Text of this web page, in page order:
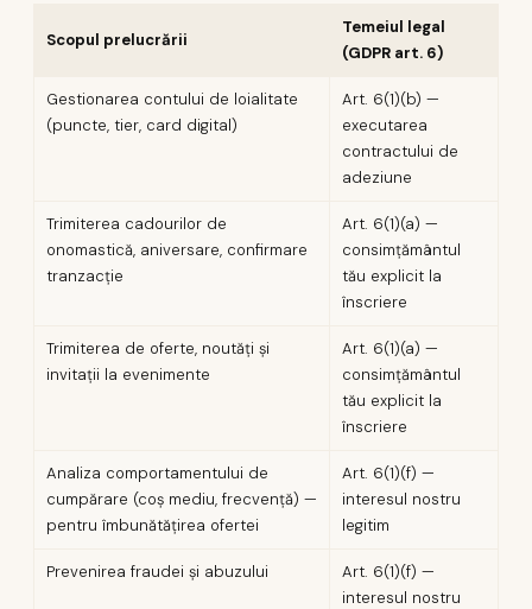
Scopul prelucrării
Temeiul legal
(GDPR art. 6)
Gestionarea contului de loialitate
(puncte, tier, card digital)
Art. 6(1)(b) —
executarea
contractului de
adeziune
Trimiterea cadourilor de
onomastică, aniversare, confirmare
tranzacție
Art. 6(1)(a) —
consimțământul
tău explicit la
înscriere
Trimiterea de oferte, noutăți și
invitații la evenimente
Art. 6(1)(a) —
consimțământul
tău explicit la
înscriere
Analiza comportamentului de
cumpărare (coș mediu, frecvență) —
pentru îmbunătățirea ofertei
Art. 6(1)(f) —
interesul nostru
legitim
Prevenirea fraudei și abuzului
Art. 6(1)(f) —
interesul nostru